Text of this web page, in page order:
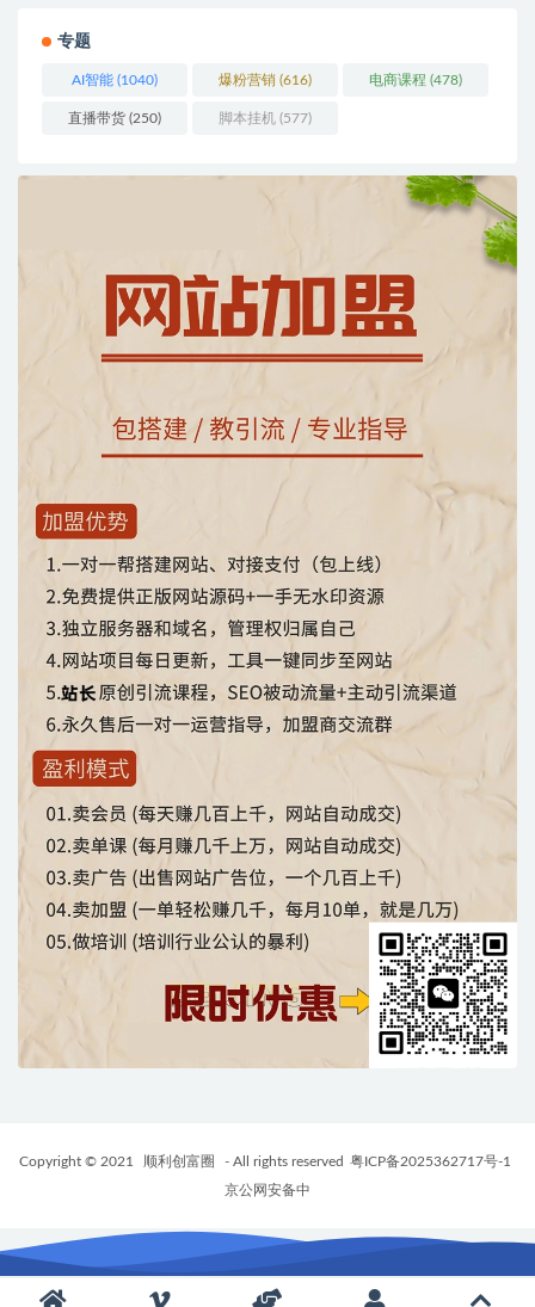
专题
AI智能 (1040) 爆粉营销 (616) 电商课程 (478)
直播带货 (250) 脚本挂机 (577)
Copyright © 2021 顺利创富圈 - All rights reserved 粤ICP备2025362717号-1
京公网安备中